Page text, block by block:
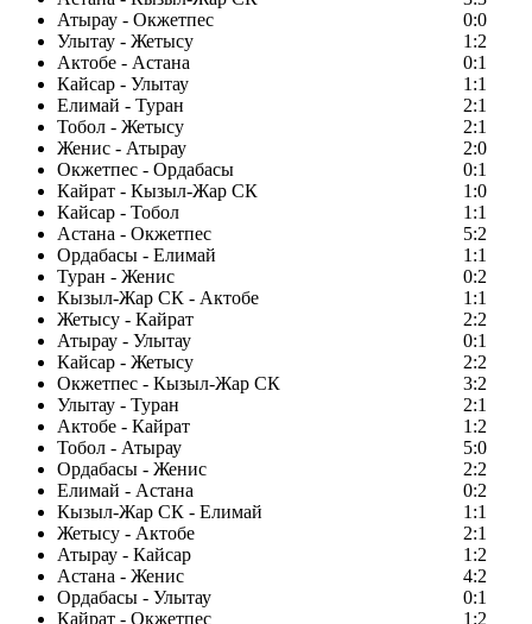
Атырау - Окжетпес
0:0
Улытау - Жетысу
1:2
Актобе - Астана
0:1
Кайсар - Улытау
1:1
Елимай - Туран
2:1
Тобол - Жетысу
2:1
Женис - Атырау
2:0
Окжетпес - Ордабасы
0:1
Кайрат - Кызыл-Жар СК
1:0
Кайсар - Тобол
1:1
Астана - Окжетпес
5:2
Ордабасы - Елимай
1:1
Туран - Женис
0:2
Кызыл-Жар СК - Актобе
1:1
Жетысу - Кайрат
2:2
Атырау - Улытау
0:1
Кайсар - Жетысу
2:2
Окжетпес - Кызыл-Жар СК
3:2
Улытау - Туран
2:1
Актобе - Кайрат
1:2
Тобол - Атырау
5:0
Ордабасы - Женис
2:2
Елимай - Астана
0:2
Кызыл-Жар СК - Елимай
1:1
Жетысу - Актобе
2:1
Атырау - Кайсар
1:2
Астана - Женис
4:2
Ордабасы - Улытау
0:1
Кайрат - Окжетпес
1:2